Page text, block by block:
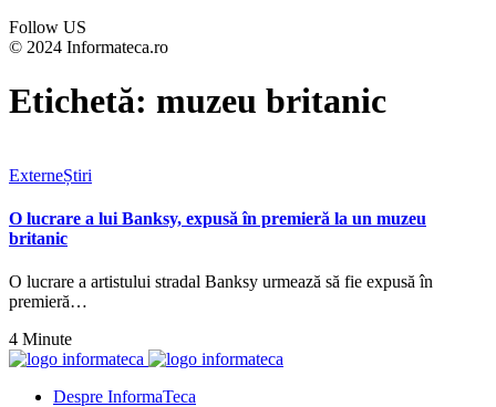
Follow US
© 2024 Informateca.ro
Etichetă: muzeu britanic
ExterneȘtiri
O lucrare a lui Banksy, expusă în premieră la un muzeu
britanic
O lucrare a artistului stradal Banksy urmează să fie expusă în
premieră…
4 Minute
Despre InformaTeca